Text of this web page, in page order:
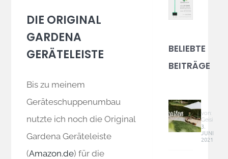
DIE ORIGINAL
GARDENA
GERÄTELEISTE
Bis zu meinem
Geräteschuppenumbau
nutzte ich noch die Original
Gardena Geräteleiste
(Amazon.de) für die
BELIEBTE
BEITRÄGE
–
groß,
von:
Geisi
3.
JUNI
2021